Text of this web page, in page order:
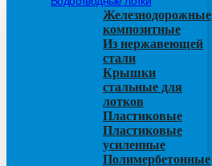
Железнодорожные
композитные
Из нержавеющей
стали
Крышки
стальные для
лотков
Пластиковые
Пластиковые
усиленные
Полимербетонные